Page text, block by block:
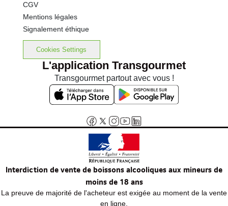
CGV
Mentions légales
Signalement éthique
Cookies Settings
L'application Transgourmet
Transgourmet partout avec vous !
Interdiction de vente de boissons alcooliques aux mineurs de
moins de 18 ans
La preuve de majorité de l'acheteur est exigée au moment de la vente
en ligne.